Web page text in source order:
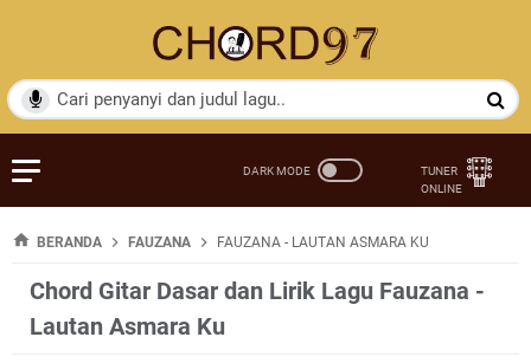
BERANDA FAUZANA FAUZANA - LAUTAN ASMARA KU
Chord Gitar Dasar dan Lirik Lagu Fauzana -
Lautan Asmara Ku